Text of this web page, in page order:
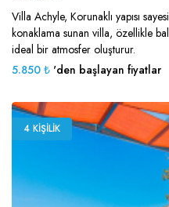
Villa Achyle, Korunaklı yapısı
konaklama sunan villa, özellikle
ideal bir atmosfer oluşturur.
5.850 ₺ 'den başlayan fiyatlar
4 KIŞILIK